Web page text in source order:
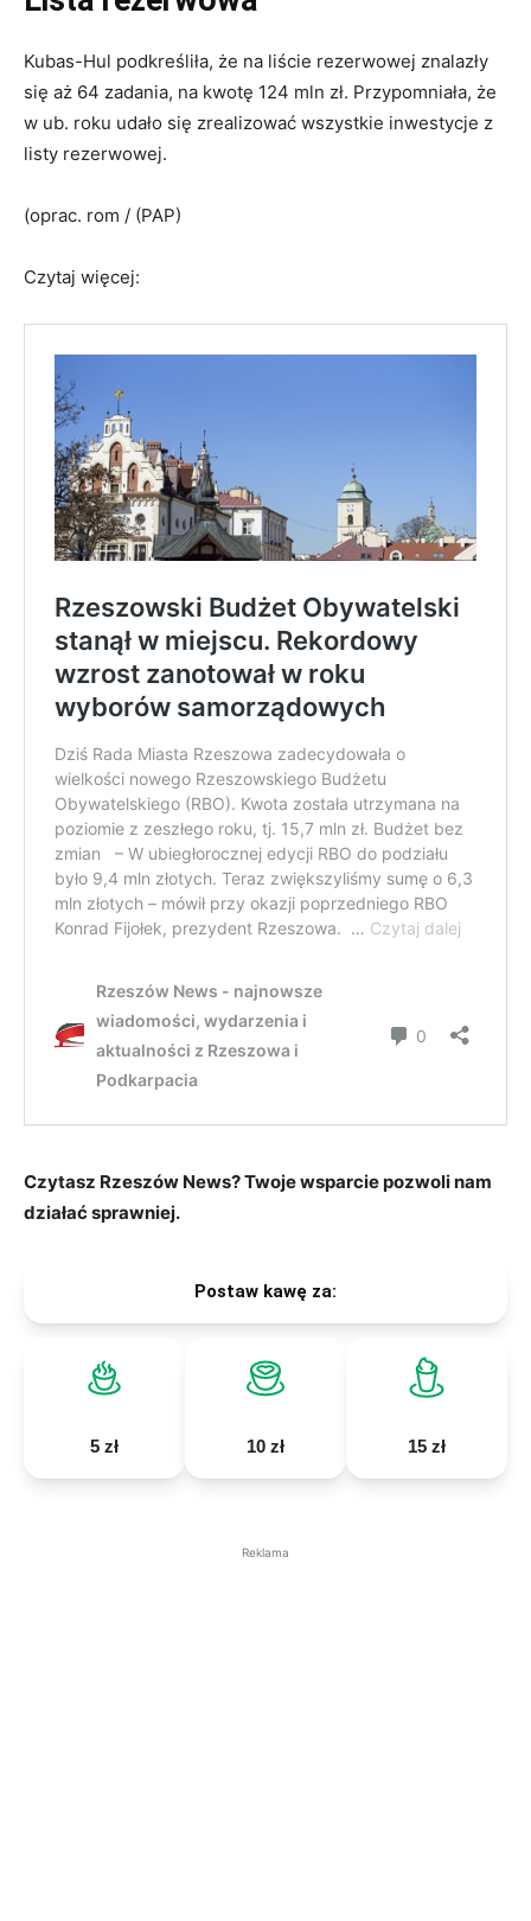
Kubas-Hul podkreśliła, że na liście rezerwowej znalazły
się aż 64 zadania, na kwotę 124 mln zł. Przypomniała, że
w ub. roku udało się zrealizować wszystkie inwestycje z
listy rezerwowej.
(oprac. rom / (PAP)
Czytaj więcej:
Czytasz Rzeszów News? Twoje wsparcie pozwoli nam
działać sprawniej.
Postaw kawę za:
5 zł 10 zł 15 zł
Reklama